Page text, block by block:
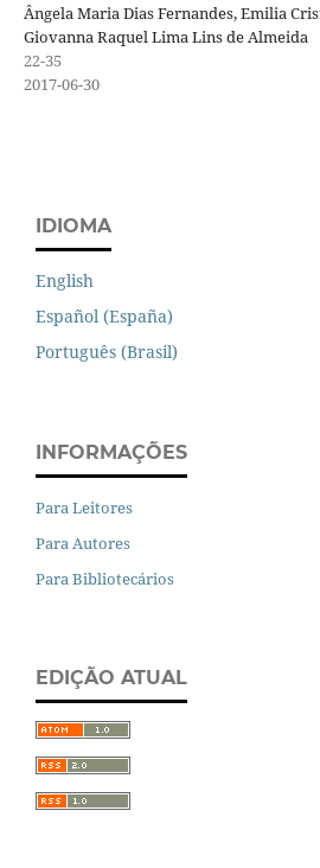
Ângela Maria Dias Fernandes, Emilia
Giovanna Raquel Lima Lins de Almeida
22-35
2017-06-30
IDIOMA
English
Español (España)
Português (Brasil)
INFORMAÇÕES
Para Leitores
Para Autores
Para Bibliotecários
EDIÇÃO ATUAL